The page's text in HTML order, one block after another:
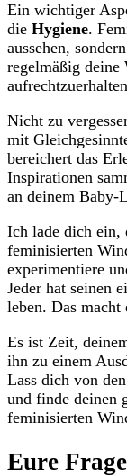
Ein wichtiger
die Hygiene.
aussehen,
⁢regelmäßig deine
Nicht zu⁤
mit
bereichert das
Inspirationen
an deinem ‌Baby-
Ich lade dich ein,
‍feminisierten
experimentiere
Jeder ‌hat ⁢seinen
⁣leben. Das ‌macht
Es ist Zeit,
ihn zu ⁢einem
Lass dich von
und finde deinen⁣
feminisierten⁢
Eure